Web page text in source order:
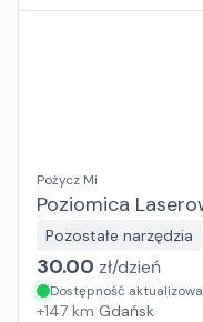
Pożycz Mi
Poziomica
Pozostałe narzędzia
30.00 zł/dzień
Dostępność
+147 km Gdańsk